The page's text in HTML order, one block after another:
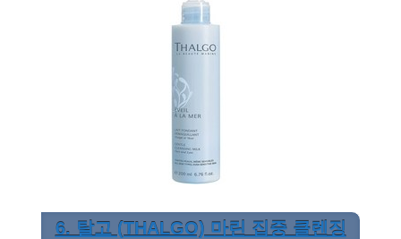
6. 탈고 (THALGO) 마린 집중 클렌징